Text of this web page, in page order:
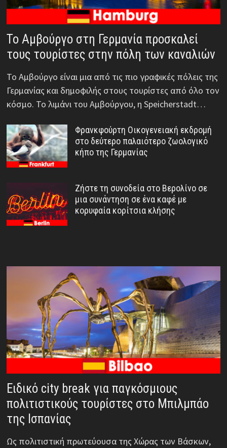
Το Αμβούργο στη Γερμανία προσκαλεί
τους τουρίστες στην πόλη των καναλιών
Το Αμβούργο είναι μια από τις πιο γραφικές πόλεις της
Γερμανίας και δημοφιλής στους τουρίστες από όλο τον
κόσμο. Το λιμάνι του Αμβούργου, η Speicherstadt…
Φρανκφούρτη Οικογενειακή εκδρομή
στο δεύτερο παλαιότερο ζωολογικό
κήπο της Γερμανίας
Ζήστε τη συνοδεία στο Βερολίνο σε
μια συνάντηση σε ένα καφέ με
κορυφαία κορίτσια κλήσης
Ειδικό city break για παγκόσμιους
πολιτιστικούς τουρίστες στο Μπιλμπάο
της Ισπανίας
Ως πολιτιστική πρωτεύουσα της Χώρας των Βάσκων,